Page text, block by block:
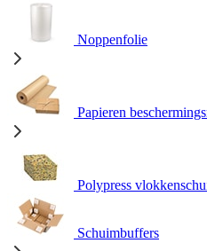
Noppenfolie
Papieren
Polypress
Schuimbuffers